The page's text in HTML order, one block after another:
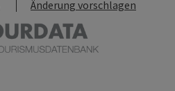
Änderung vorschlagen